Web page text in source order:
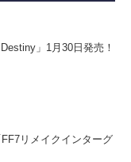
」1月30日発売！
リメイクインターグ